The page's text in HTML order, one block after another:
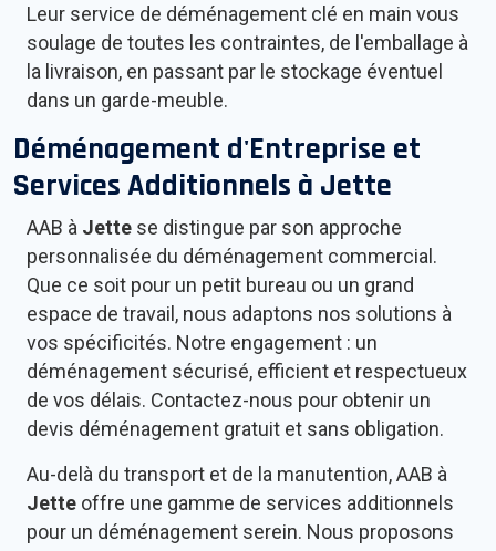
Leur service de déménagement clé en main vous
soulage de toutes les contraintes, de l'emballage à
la livraison, en passant par le stockage éventuel
dans un garde-meuble.
Déménagement d'Entreprise et
Services Additionnels à Jette
AAB à Jette se distingue par son approche
personnalisée du déménagement commercial.
Que ce soit pour un petit bureau ou un grand
espace de travail, nous adaptons nos solutions à
vos spécificités. Notre engagement : un
déménagement sécurisé, efficient et respectueux
de vos délais. Contactez-nous pour obtenir un
devis déménagement gratuit et sans obligation.
Au-delà du transport et de la manutention, AAB à
Jette offre une gamme de services additionnels
pour un déménagement serein. Nous proposons